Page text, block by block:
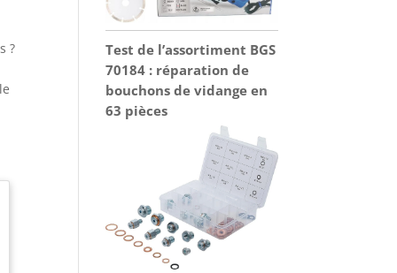
?
Test de l’assortiment BGS
70184 : réparation de
bouchons de vidange en
63 pièces